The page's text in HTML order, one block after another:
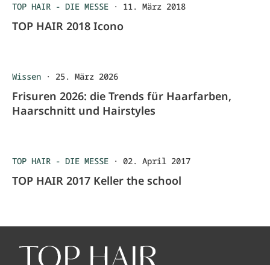
TOP HAIR - DIE MESSE · 11. März 2018
TOP HAIR 2018 Icono
Wissen · 25. März 2026
Frisuren 2026: die Trends für Haarfarben,
Haarschnitt und Hairstyles
TOP HAIR - DIE MESSE · 02. April 2017
TOP HAIR 2017 Keller the school